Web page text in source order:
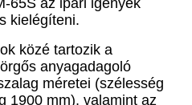
kielégíteni.
közé tartozik a
anyagadagoló
méretei (szélesség
1900 mm), valamint az